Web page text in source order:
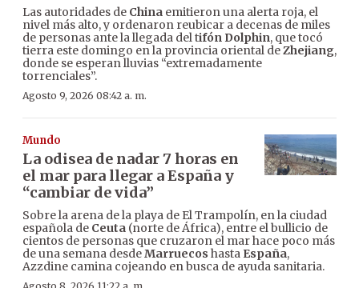
Las autoridades de China emitieron una alerta roja, el
nivel más alto, y ordenaron reubicar a decenas de miles
de personas ante la llegada del tifón Dolphin, que tocó
tierra este domingo en la provincia oriental deZhejiang,
donde se esperan lluvias “extremadamente
torrenciales”.
Agosto 9, 2026 08:42 a. m.
Mundo
La odisea de nadar 7 horas en
el mar para llegar a España y
“cambiar de vida”
Sobre la arena de la playa de El Trampolín, en la ciudad
española de Ceuta (norte de África), entre el bullicio de
cientos de personas que cruzaron el mar hace poco más
de una semana desdeMarruecos hasta España,
Azzdine camina cojeando en busca de ayuda sanitaria.